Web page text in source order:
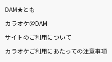
DAM★とも
カラオケ＠DAM
サイトのご利用について
カラオケご利用にあたっての注意事項